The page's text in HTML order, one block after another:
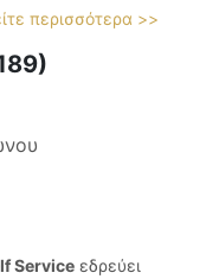
περισσότερα >>
Service εδρεύει